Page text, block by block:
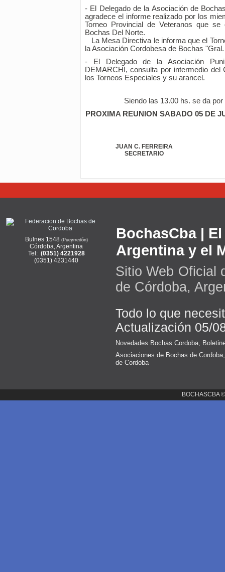
- El Delegado de la Asociación de
agradece el informe realizado por los
Torneo Provincial de Veteranos que
Bochas Del Norte.
La Mesa Directiva le informa que el
la Asociación Cordobesa de Bochas
- El Delegado de la Asociación
DEMARCHI, consulta por intermedio del
los Torneos Especiales y su arancel.
Siendo las 13.00 hs. se da
PROXIMA REUNION SABADO 05 DE
JUAN C. FERREIRA
SECRETARIO
Bulnes 1548 (Pueyrredón)
Córdoba, Argentina
Tel: (0351) 4221928
(0351) 4231440
BochasCba |
Argentina y el
Sitio Web Oficial
de Córdoba,
Todo lo que
Actualización 05/
Novedades Bochas Cordoba
Asociaciones de Bochas de Cordoba
de Cordoba
BOCHASCBA